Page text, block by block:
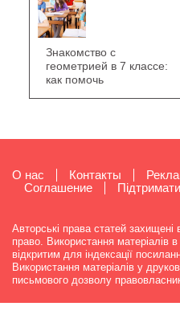
Знакомство с
геометрией в 7 классе:
как помочь
О нас Контакты
Cоглашение
Авторські права статей
право. Використання матеріалів
відкритим для індексації
Використання матеріалів у
письмового дозволу